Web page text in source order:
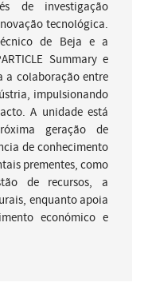
de investigação
tecnológica.
de Beja e a
Summary e
a colaboração entre
impulsionando
A unidade está
geração de
de conhecimento
prementes, como
de recursos, a
enquanto apoia
económico e